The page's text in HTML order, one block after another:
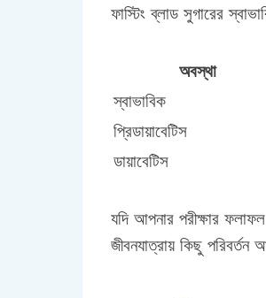
ফাস্টিং ব্লাড সুগারের
অবস্থা
স্বাভাবিক
প্রিডায়াবেটিস
ডায়াবেটিস
যদি আপনার পরীক্ষার
জীবনযাত্রায় কিছু পরিবর্তন